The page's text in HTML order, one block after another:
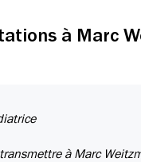
à Marc
à Marc